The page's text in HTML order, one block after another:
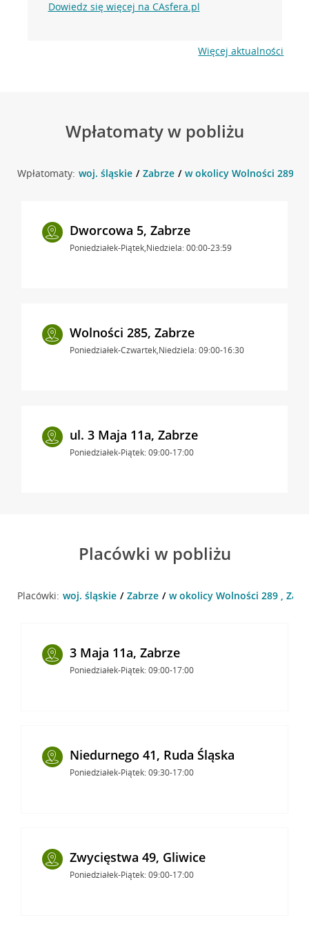
Dowiedz się więcej na CAsfera.pl
Więcej aktualności
Wpłatomaty w pobliżu
Wpłatomaty: woj. śląskie Zabrze w okolicy Wolności 289 ,
Dworcowa 5, Zabrze
Poniedziałek-Piątek,Niedziela: 00:00-23:59
Wolności 285, Zabrze
Poniedziałek-Czwartek,Niedziela: 09:00-16:30
ul. 3 Maja 11a, Zabrze
Poniedziałek-Piątek: 09:00-17:00
Placówki w pobliżu
Placówki: woj. śląskie Zabrze w okolicy Wolności 289 ,
3 Maja 11a, Zabrze
Poniedziałek-Piątek: 09:00-17:00
Niedurnego 41, Ruda Śląska
Poniedziałek-Piątek: 09:30-17:00
Zwycięstwa 49, Gliwice
Poniedziałek-Piątek: 09:00-17:00